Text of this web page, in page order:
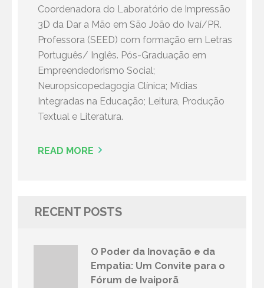
Coordenadora do Laboratório de Impressão
3D da Dar a Mão em São João do Ivaí/PR.
Professora (SEED) com formação em Letras
Português/ Inglês. Pós-Graduação em
Empreendedorismo Social;
Neuropsicopedagogia Clínica; Mídias
Integradas na Educação; Leitura, Produção
Textual e Literatura.
READ MORE
RECENT POSTS
O Poder da Inovação e da
Empatia: Um Convite para o
Fórum de Ivaiporã